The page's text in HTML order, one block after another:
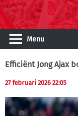
Menu
Efficiënt Jong Ajax
27 februari 2026 22:05